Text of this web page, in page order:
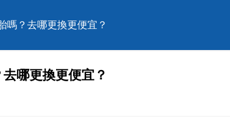
？去哪更換更便宜？
哪更換更便宜？